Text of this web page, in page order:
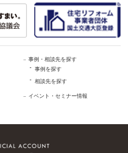
事例・相談先を探す
事例を探す
相談先を探す
イベント・セミナー情報